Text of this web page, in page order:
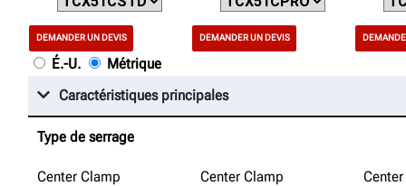
DEMANDER UN DEVIS DEMANDER UN DEVIS
É.-U.
Métrique
Caractéristiques principales
Type de serrage
Center Clamp Center Clamp